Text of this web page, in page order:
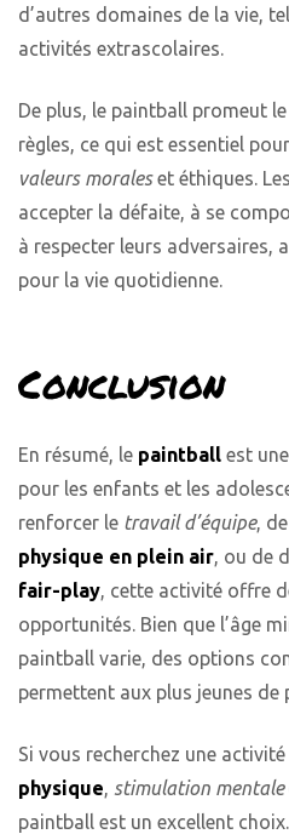
d’autres domaines de la vie,
activités extrascolaires.
De plus, le paintball promeut le
règles, ce qui est essentiel
valeurs moraleset éthiques.
accepter la défaite, à se
à respecter leurs adversaires,
pour la vie quotidienne.
Conclusion
En résumé, le paintball est
pour les enfants et les
renforcer le travail d’équipe,
physique en plein air, ou de
fair-play, cette activité offre
opportunités. Bien que l’âge
paintball varie, des options
permettent aux plus jeunes
Si vous recherchez une
physique, stimulation mentale
paintball est un excellent